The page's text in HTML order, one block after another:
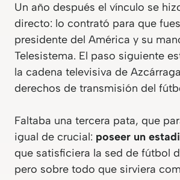
Un año después el vínculo se
directo: lo contrató para que
presidente del América y su
Telesistema. El paso siguiente
la cadena televisiva de
derechos de transmisión del
Faltaba una tercera pata, que
igual de crucial: poseer un
que satisficiera la sed de fútbol
pero sobre todo que sirviera